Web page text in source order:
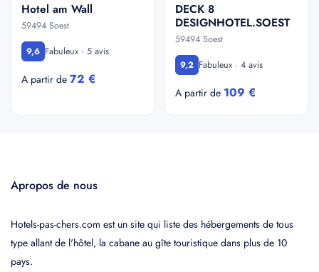
Hotel am Wall
59494 Soest
9,6 Fabuleux · 5 avis
A partir de 72 €
DECK 8
DESIGNHOTEL.SOEST
59494 Soest
9,2 Fabuleux · 4 avis
A partir de 109 €
Apropos de nous
Hotels-pas-chers.com est un site qui liste des hébergements de tous
type allant de l'hôtel, la cabane au gîte touristique dans plus de 10
pays.